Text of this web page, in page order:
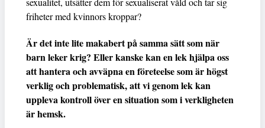
friheter med kvinnors kroppar?
Är det inte lite makabert på samma sätt som när
barn leker krig? Eller kanske kan en lek hjälpa oss
att hantera och avväpna en företeelse som är högst
verklig och problematisk, att vi genom lek kan
uppleva kontroll över en situation som i verkligheten
är hemsk.